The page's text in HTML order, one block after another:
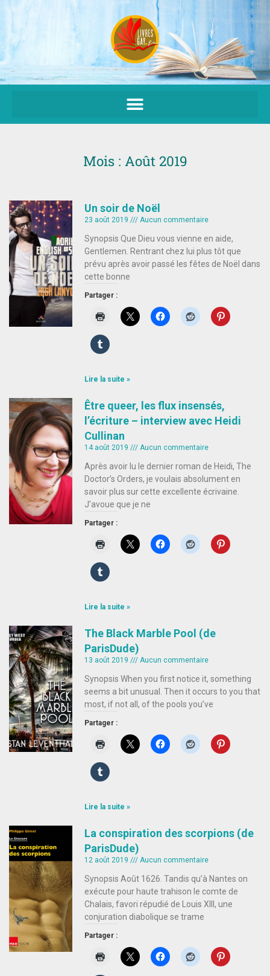
Aller
au
contenu
Mois : Août 2019
Un soir de Noël
23 août 2019 Aucun commentaire
Synopsis Que Dieu vous vienne en aide,
Gentlemen. Rentrant chez lui plus tôt que
prévu après avoir passé les fêtes de Noël dans
cette bonne
Partager :
Lire la suite »
Être queer, les flux insensés,
l’écriture – interview avec Heidi
Cullinan
14 août 2019 Aucun commentaire
Après avoir lu le dernier roman de Heidi, The
Doctor’s Orders, je voulais absolument en
savoir plus sur cette excellente écrivaine.
J’avoue que je ne
Partager :
Lire la suite »
The Black Marble Pool (de
ParisDude)
13 août 2019 Aucun commentaire
Synopsis When you first notice it, something
seems a bit unusual. Then it occurs to you that
most, if not all, of the pools you’ve
Partager :
Lire la suite »
La conspiration des scorpions (de
ParisDude)
12 août 2019 Aucun commentaire
Synopsis Août 1626. Tandis qu’à Nantes on
exécute pour haute trahison le comte de
Chalais, favori répudié de Louis XIII, une
conjuration diabolique se trame
Partager :